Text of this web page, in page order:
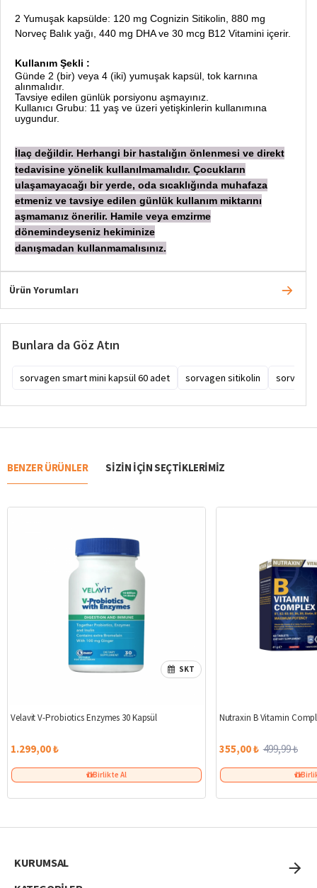
2 Yumuşak kapsülde: 120 mg Cognizin Sitikolin, 880 mg
Norveç Balık yağı, 440 mg DHA ve 30 mcg B12 Vitamini içerir.
Kullanım Şekli :
Günde 2 (bir) veya 4 (iki) yumuşak kapsül, tok karnına
alınmalıdır.
Tavsiye edilen günlük porsiyonu aşmayınız.
Kullanıcı Grubu: 11 yaş ve üzeri yetişkinlerin kullanımına
uygundur.
laç değildir. Herhangi bir hastalığın önlenmesi ve direkt
tedavisine yönelik kullanılmamalıdır. Çocukların
ulaşamayacağı bir yerde, oda sıcaklığında muhafaza
etmeniz ve tavsiye edilen günlük kullanım miktarını
aşmamanız önerilir. Hamile veya emzirme
dönemindeyseniz hekiminize
danışmadan kullanmamalısınız.
Ürün Yorumları
Bunlara da Göz Atın
sorvagen smart mini kapsül 60 adet sorvagen sitikolin
BENZER ÜRÜNLER SIZIN IÇIN SEÇTIKLERIMIZ
SKT
Velavit V-Probiotics Enzymes 30 Kapsül
1.299,00 ₺
Birlikte Al
Nutraxin B Vitamin
355,00 ₺ 499,99 ₺
KURUMSAL